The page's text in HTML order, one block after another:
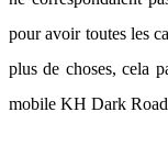
pour avoir toutes les
plus de choses, cela
mobile KH Dark